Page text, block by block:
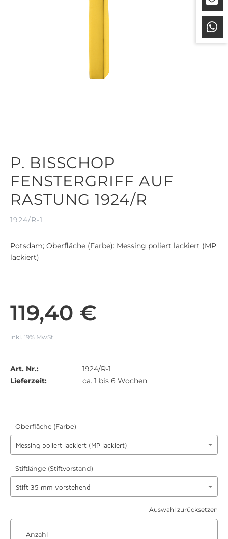
P. BISSCHOP
FENSTERGRIFF AUF
RASTUNG 1924/R
1924/R-1
Potsdam; Oberfläche (Farbe): Messing poliert lackiert (MP
lackiert)
119,40 €
inkl. 19% MwSt.
Art. Nr.:
1924/R-1
Lieferzeit:
ca. 1 bis 6 Wochen
Oberfläche (Farbe)
Stiftlänge (Stiftvorstand)
Auswahl zurücksetzen
Anzahl